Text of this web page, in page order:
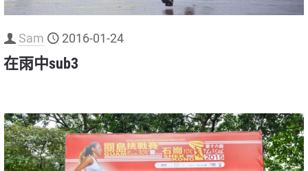
Sam 2016-01-24
在雨中sub3